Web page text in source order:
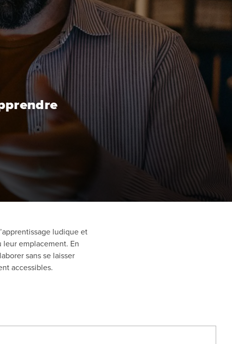
ludique et
leur emplacement. En
sans se laisser
accessibles.